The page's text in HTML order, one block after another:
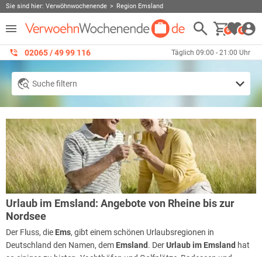
Sie sind hier: Verwöhnwochenende Region Emsland
0 0
02065 / 49 ‌99 116 Täglich 09:00 - 21:00 Uhr
Suche filtern
Urlaub im Emsland: Angebote von Rheine bis zur
Nordsee
Der Fluss, die Ems, gibt einem schönen Urlaubsregionen in
Deutschland den Namen, dem Emsland. DerUrlaub im Emsland hat
so einiges zu bieten. Yachthäfen und Golfplätze, Badeseen und